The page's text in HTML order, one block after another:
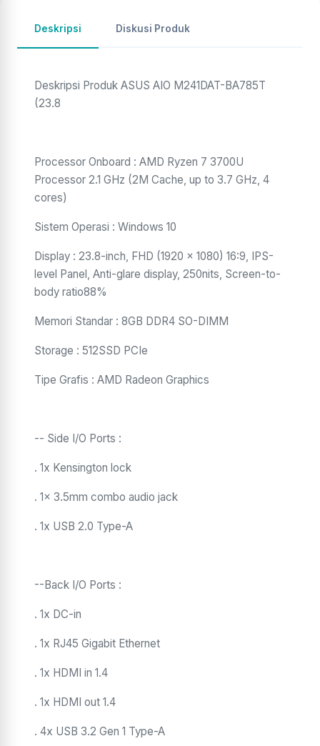
Deskripsi Diskusi Produk
Deskripsi Produk ASUS AIO M241DAT-BA785T
(23.8
Processor Onboard : AMD Ryzen 7 3700U
Processor 2.1 GHz (2M Cache, up to 3.7 GHz, 4
cores)
Sistem Operasi : Windows 10
Display : 23.8-inch, FHD (1920 x 1080) 16:9, IPS-
level Panel, Anti-glare display, 250nits, Screen-to-
body ratio88%
Memori Standar : 8GB DDR4 SO-DIMM
Storage : 512SSD PCIe
Tipe Grafis : AMD Radeon Graphics
-- Side I/O Ports :
. 1x Kensington lock
. 1x 3.5mm combo audio jack
. 1x USB 2.0 Type-A
--Back I/O Ports :
. 1x DC-in
. 1x RJ45 Gigabit Ethernet
. 1x HDMI in 1.4
. 1x HDMI out 1.4
. 4x USB 3.2 Gen 1 Type-A